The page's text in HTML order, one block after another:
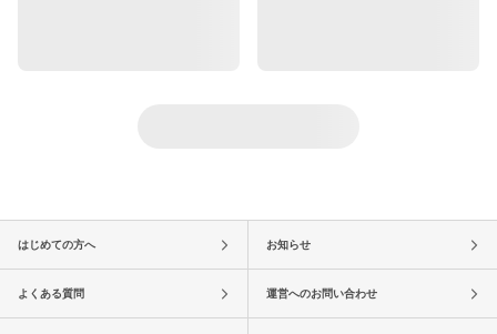
はじめての方へ お知らせ
よくある質問 運営へのお問い合わせ